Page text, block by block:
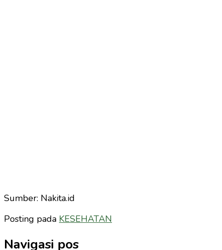
Sumber: Nakita.id
Posting pada KESEHATAN
Navigasi pos